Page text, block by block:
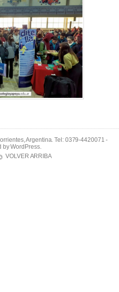
Argentina. Tel: 0379-4420071 -
byWordPress.
VOLVER ARRIBA